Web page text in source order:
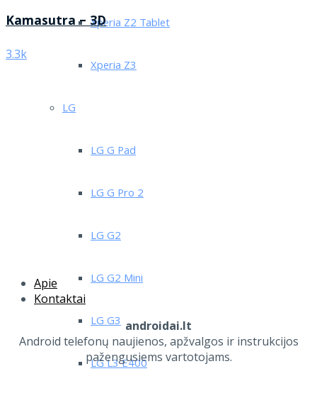
Xperia Z2 Tablet
Xperia Z3
LG
LG G Pad
LG G Pro 2
LG G2
LG G2 Mini
LG G3
LG L3 E400
Kamasutra – 3D
3.3k
Apie
Kontaktai
androidai.lt
Android telefonų naujienos, apžvalgos ir instrukcijos
pažengusiems vartotojams.